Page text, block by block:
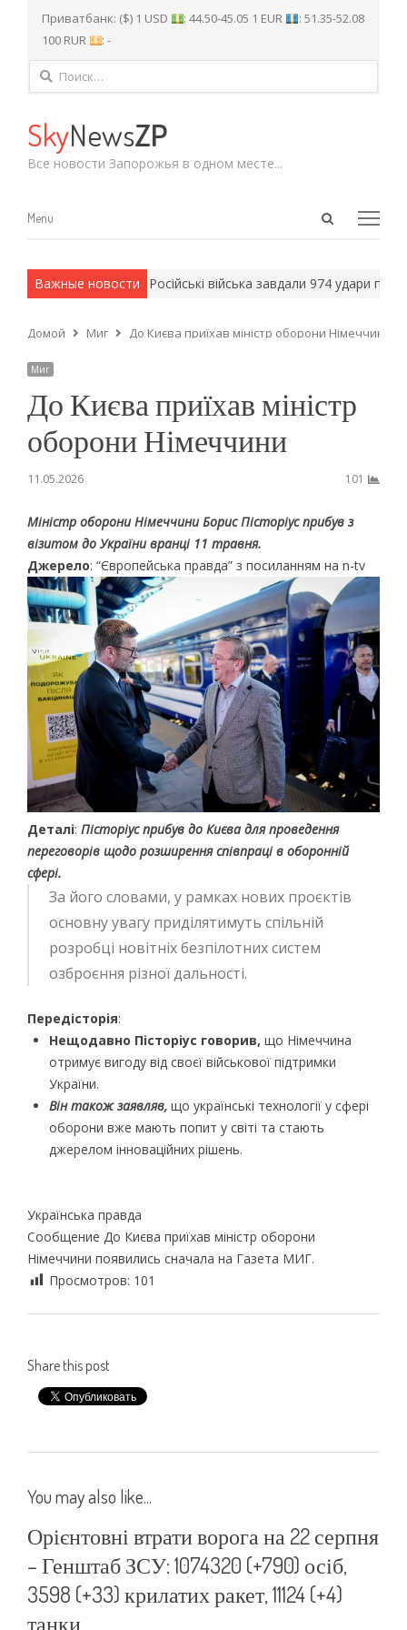
Приватбанк: ($) 1 USD : 44.50-45.05 1 EUR
: 51.35-52.08
100 RUR
: -
Найти:
SkyNewsZP
Все новости Запорожья в одном месте...
Open
Menu
Menu
Важные новости
методы. Російські війська завдали 974 удари по
Домой Миг До Києва приїхав міністр оборони Німеччини
Миг
До Києва приїхав міністр
оборони Німеччини
11.05.2026 101
Міністр оборони Німеччини Борис Пісторіус прибув з
візитом до України вранці 11 травня.
Джерело: “Європейська правда” з посиланням на n-tv
Деталі: Пісторіус прибув до Києва для проведення
переговорів щодо розширення співпраці в оборонній
сфері.
За його словами, у рамках нових проєктів
основну увагу приділятимуть спільній
розробці новітніх безпілотних систем
озброєння різної дальності.
Передісторія:
Нещодавно Пісторіус говорив, що Німеччина
отримує вигоду від своєї військової підтримки
України.
Він також заявляв, що українські технології у сфері
оборони вже мають попит у світі та стають
джерелом інноваційних рішень.
Українська правда
Сообщение До Києва приїхав міністр оборони
Німеччини появились сначала на Газета МИГ.
Просмотров: 101
Share this post
You may also like...
Орієнтовні втрати ворога на 22 серпня
– Генштаб ЗСУ: 1074320 (+790) осіб,
3598 (+33) крилатих ракет, 11124 (+4)
танки